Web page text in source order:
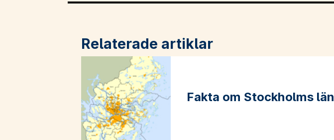
Relaterade artiklar
Fakta om Stockholms län